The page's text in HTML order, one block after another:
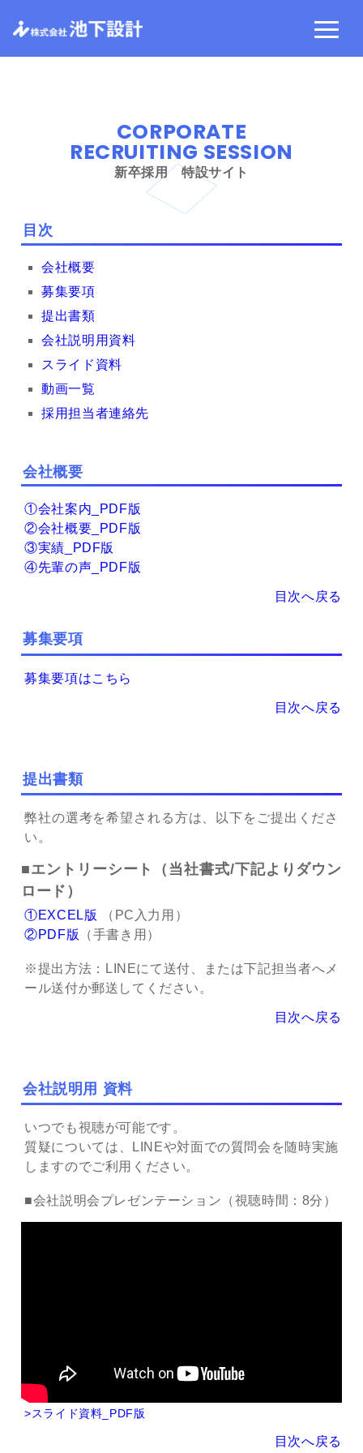
CORPORATE
RECRUITING SESSION
新卒採用 特設サイト
目次
会社概要
募集要項
提出書類
会社説明用資料
スライド資料
動画一覧
採用担当者連絡先
会社概要
①会社案内_PDF版
②会社概要_PDF版
③実績_PDF版
④先輩の声_PDF版
目次へ戻る
募集要項
募集要項はこちら
目次へ戻る
提出書類
弊社の選考を希望される方は、以下をご提出くださ
い。
■エントリーシート（当社書式/下記よりダウン
ロード）
①EXCEL版
（PC入力用）
②PDF版
（手書き用）
※提出方法：LINEにて送付、または下記担当者へメ
ール送付か郵送してください。
目次へ戻る
会社説明用 資料
いつでも視聴が可能です。
質疑については、LINEや対面での質問会を随時実施
しますのでご利用ください。
■会社説明会プレゼンテーション（視聴時間：8分）
>スライド資料_PDF版
目次へ戻る